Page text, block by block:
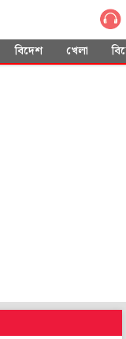
বিদেশ খেলা